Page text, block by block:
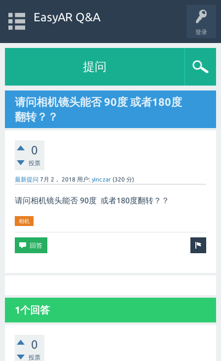
登录
EasyAR Q&A
提问
请问相机镜头能否 90度 或者180度
翻转？？
0
投票
最新提问 7月 2， 2018 用户: yinczar (320 分)
请问相机镜头能否 90度 或者180度翻转？？
相机
1个回答
0
投票